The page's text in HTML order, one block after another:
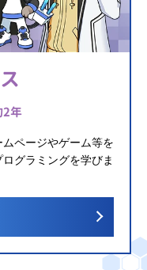
2年
ページやゲーム等を
グラミングを学びま